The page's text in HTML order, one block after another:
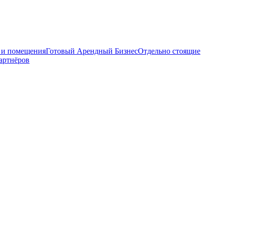
помещенияГотовый Арендный БизнесОтдельно стоящие